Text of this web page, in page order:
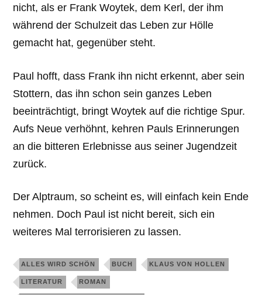
nicht, als er Frank Woytek, dem Kerl, der ihm
während der Schulzeit das Leben zur Hölle
gemacht hat, gegenüber steht.
Paul hofft, dass Frank ihn nicht erkennt, aber sein
Stottern, das ihn schon sein ganzes Leben
beeinträchtigt, bringt Woytek auf die richtige Spur.
Aufs Neue verhöhnt, kehren Pauls Erinnerungen
an die bitteren Erlebnisse aus seiner Jugendzeit
zurück.
Der Alptraum, so scheint es, will einfach kein Ende
nehmen. Doch Paul ist nicht bereit, sich ein
weiteres Mal terrorisieren zu lassen.
ALLES WIRD SCHÖN BUCH KLAUS VON HOLLEN
LITERATUR ROMAN